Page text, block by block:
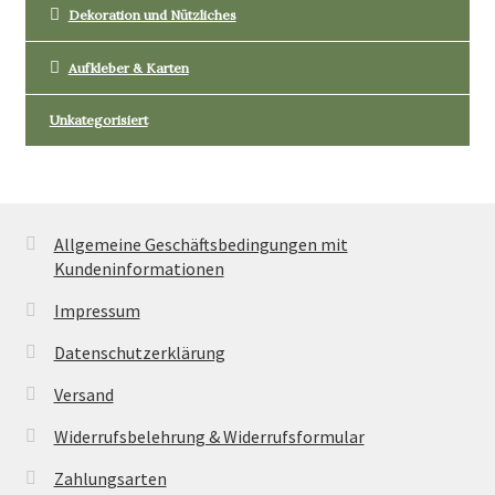
Dekoration und Nützliches
Aufkleber & Karten
Unkategorisiert
Allgemeine Geschäftsbedingungen mit
Kundeninformationen
Impressum
Datenschutzerklärung
Versand
Widerrufsbelehrung & Widerrufsformular
Zahlungsarten